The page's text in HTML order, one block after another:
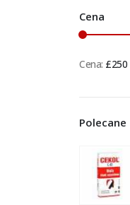
Cena
Cena: £250
Polecane